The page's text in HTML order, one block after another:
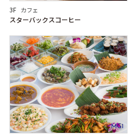
3F カフェ
スターバックスコーヒー
MG1